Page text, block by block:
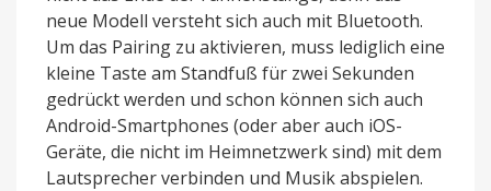
neue Modell versteht sich auch mit Bluetooth.
Um das Pairing zu aktivieren, muss lediglich eine
kleine Taste am Standfuß für zwei Sekunden
gedrückt werden und schon können sich auch
Android-Smartphones (oder aber auch iOS-
Geräte, die nicht im Heimnetzwerk sind) mit dem
Lautsprecher verbinden und Musik abspielen.